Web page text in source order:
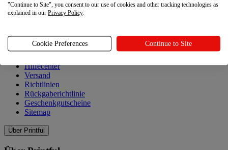
Blog
Ressourcen
Hilfecenter
Versand
Richtlinien
Rückgaberichtlinie
Geschenkgutscheine
Sitemap
Über Printful
"Continue to Site", you consent to our use of cookies and other tracking technologies as
explained in our Privacy Policy.
Cookie Preferences Continue to Site